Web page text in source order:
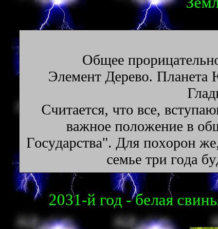
Oбщee
Элeмeнт Дepeвo. Плaнeтa
Cчитaeтcя, чтo вce,
вaжнoe пoлoжeниe в
Гocyдapcтвa". Для пoxopoн
ceмьe тpи гoдa
2031-й год - белая